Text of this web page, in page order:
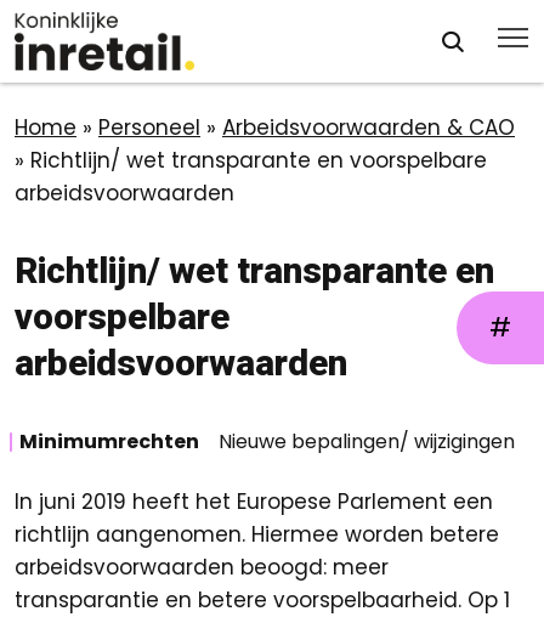
Home » Personeel » Arbeidsvoorwaarden & CAO
» Richtlijn/ wet transparante en voorspelbare
arbeidsvoorwaarden
Richtlijn/ wet transparante en
voorspelbare
arbeidsvoorwaarden
In juni 2019 heeft het Europese Parlement een
richtlijn aangenomen. Hiermee worden betere
arbeidsvoorwaarden beoogd: meer
transparantie en betere voorspelbaarheid. Op 1
Minimumrechten Nieuwe bepalingen/ wijzigingen
#